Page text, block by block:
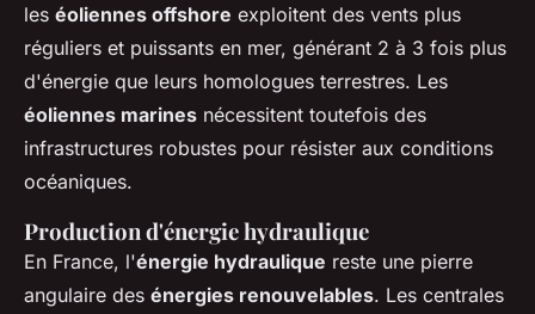
les éoliennes offshore exploitent des vents plus
réguliers et puissants en mer, générant 2 à 3 fois plus
d'énergie que leurs homologues terrestres. Les
éoliennes marines nécessitent toutefois des
infrastructures robustes pour résister aux conditions
océaniques.
Production d'énergie hydraulique
En France, l'énergie hydraulique reste une pierre
angulaire des énergies renouvelables. Les centrales